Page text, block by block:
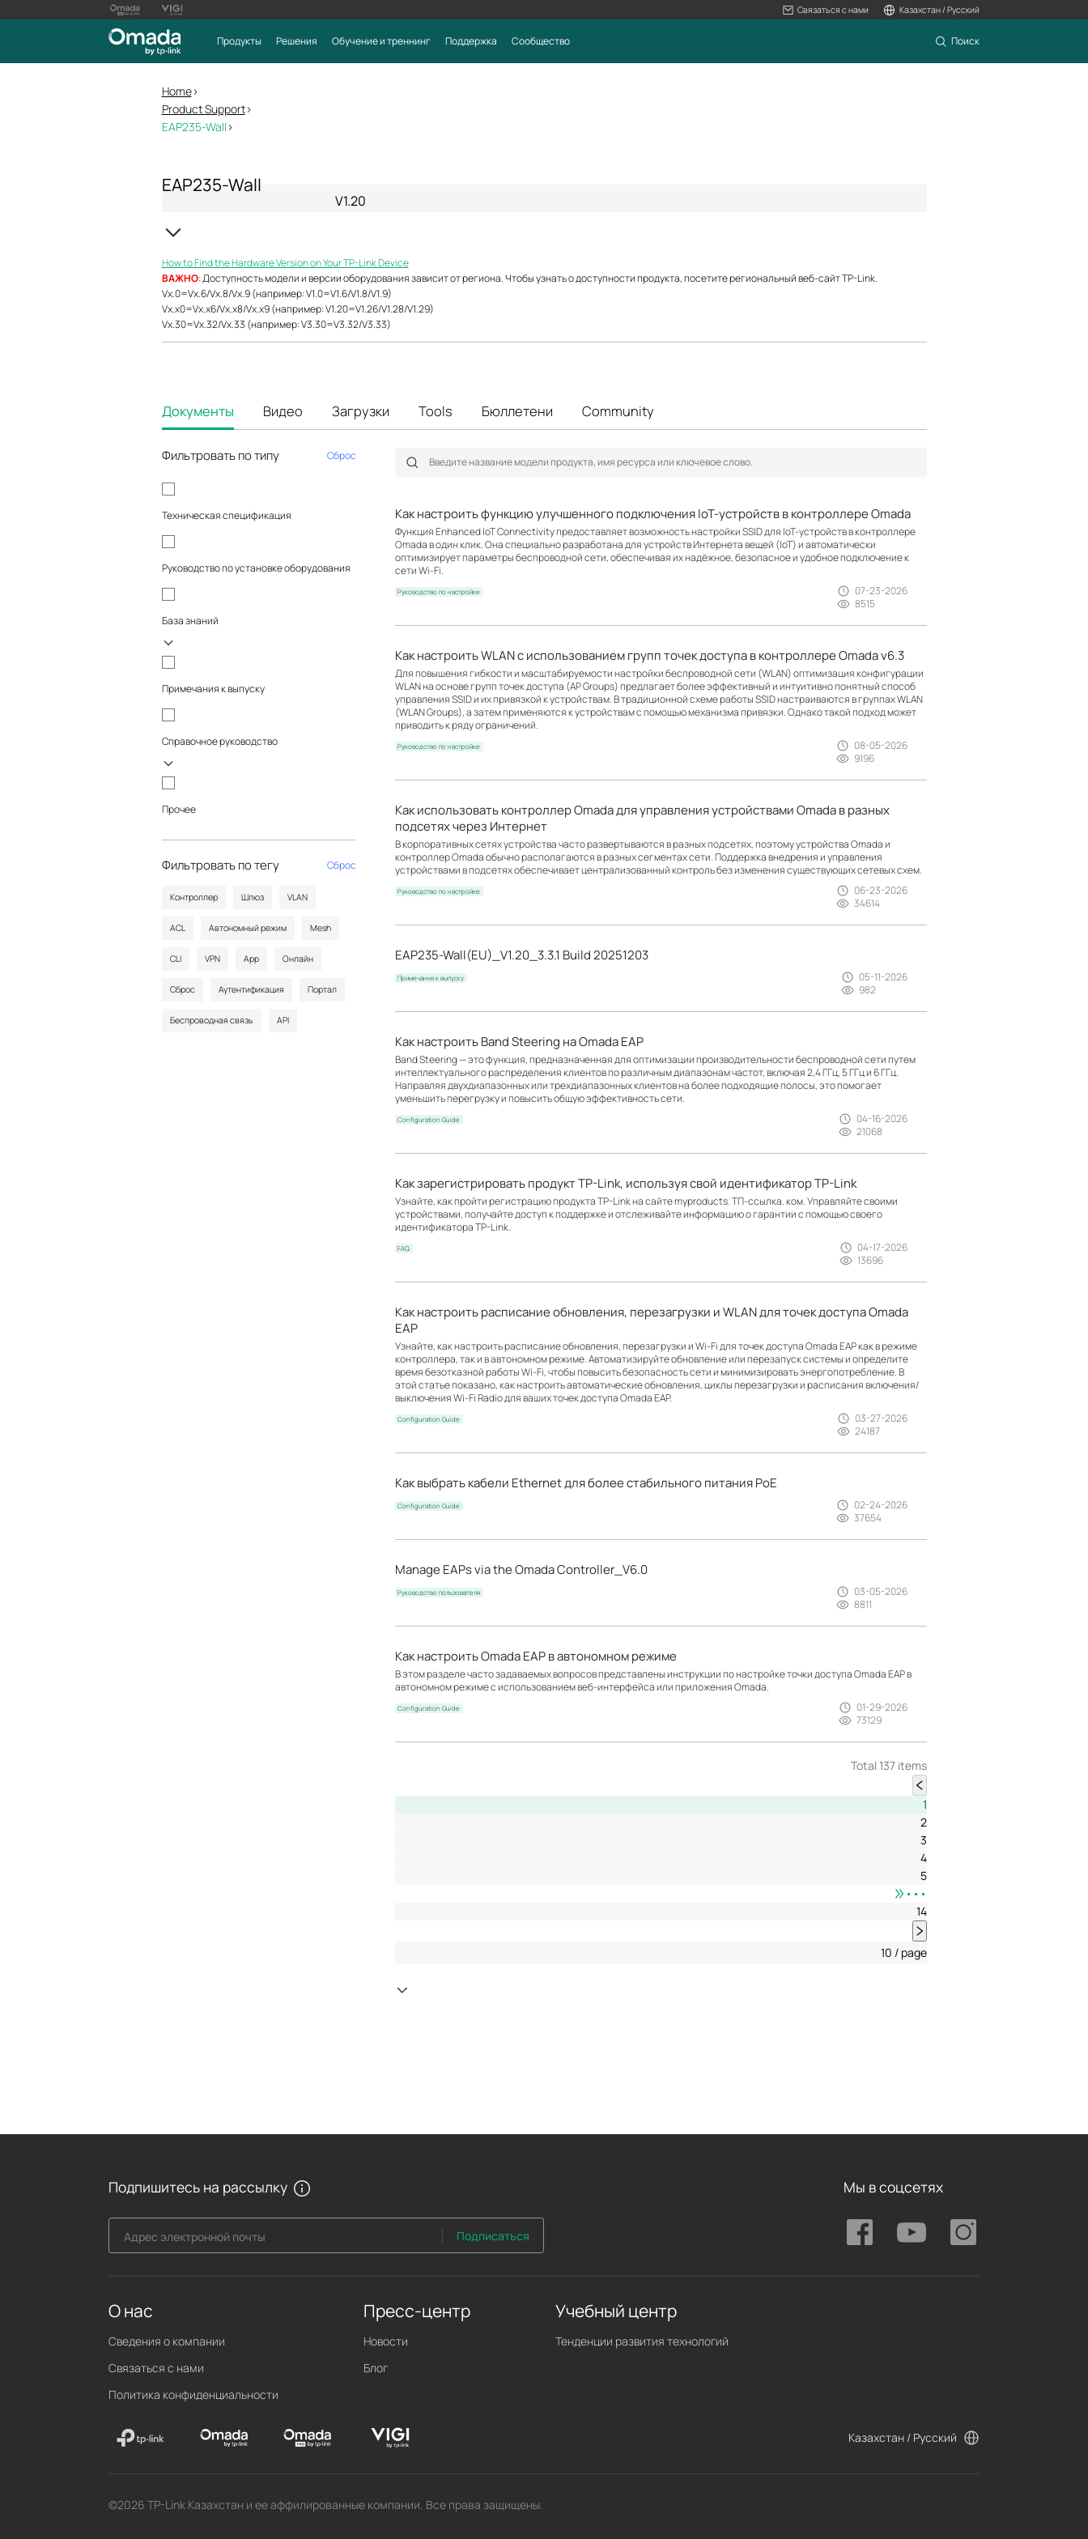
Связаться с нами Казахстан / Русский
Продукты Решения Обучение и треннинг Поддержка Сообщество Поиск
Home>
Product Support>
EAP235-Wall >
EAP235-Wall
V1.20
How to Find the Hardware Version on Your TP-Link Device
ВАЖНО: Доступность модели и версии оборудования зависит от региона. Чтобы узнать о доступности продукта, посетите региональный веб-сайт TP-Link.
Vx.0=Vx.6/Vx.8/Vx.9 (например: V1.0=V1.6/V1.8/V1.9)
Vx.x0=Vx.x6/Vx.x8/Vx.x9 (например: V1.20=V1.26/V1.28/V1.29)
Vx.30=Vx.32/Vx.33 (например: V3.30=V3.32/V3.33)
Документы Видео Загрузки Tools Бюллетени Community
Фильтровать по типу Сброс
Техническая спецификация
Руководство по установке оборудования
База знаний
Примечания к выпуску
Справочное руководство
Прочее
Фильтровать по тегу Сброс
Контроллер Шлюз VLAN
ACL Автономный режим Mesh
CLI VPN App Онлайн
Сброс Аутентификация Портал
Беспроводная связь API
Как настроить функцию улучшенного подключения IoT-устройств в контроллере Omada
Функция Enhanced IoT Connectivity предоставляет возможность настройки SSID для IoT-устройств в контроллере
Omada в один клик. Она специально разработана для устройств Интернета вещей (IoT) и автоматически
оптимизирует параметры беспроводной сети, обеспечивая их надёжное, безопасное и удобное подключение к
сети Wi-Fi.
Руководство по настройке
07-23-2026
8515
Как настроить WLAN с использованием групп точек доступа в контроллере Omada v6.3
Для повышения гибкости и масштабируемости настройки беспроводной сети (WLAN) оптимизация конфигурации
WLAN на основе групп точек доступа (AP Groups) предлагает более эффективный и интуитивно понятный способ
управления SSID и их привязкой к устройствам. В традиционной схеме работы SSID настраиваются в группах WLAN
(WLAN Groups), а затем применяются к устройствам с помощью механизма привязки. Однако такой подход может
приводить к ряду ограничений.
Руководство по настройке
08-05-2026
9196
Как использовать контроллер Omada для управления устройствами Omada в разных
подсетях через Интернет
В корпоративных сетях устройства часто развертываются в разных подсетях, поэтому устройства Omada и
контроллер Omada обычно располагаются в разных сегментах сети. Поддержка внедрения и управления
устройствами в подсетях обеспечивает централизованный контроль без изменения существующих сетевых схем.
Руководство по настройке
06-23-2026
34614
EAP235-Wall(EU)_V1.20_3.3.1 Build 20251203
Примечания к выпуску
05-11-2026
982
Как настроить Band Steering на Omada EAP
Band Steering — это функция, предназначенная для оптимизации производительности беспроводной сети путем
интеллектуального распределения клиентов по различным диапазонам частот, включая 2,4 ГГц, 5 ГГц и 6 ГГц.
Направляя двухдиапазонных или трехдиапазонных клиентов на более подходящие полосы, это помогает
уменьшить перегрузку и повысить общую эффективность сети.
Configuration Guide
04-16-2026
21068
Как зарегистрировать продукт TP-Link, используя свой идентификатор TP-Link
Узнайте, как пройти регистрацию продукта TP-Link на сайте myproducts. ТП-ссылка. ком. Управляйте своими
устройствами, получайте доступ к поддержке и отслеживайте информацию о гарантии с помощью своего
идентификатора TP-Link.
FAQ
04-17-2026
13696
Как настроить расписание обновления, перезагрузки и WLAN для точек доступа Omada
EAP
Узнайте, как настроить расписание обновления, перезагрузки и Wi-Fi для точек доступа Omada EAP как в режиме
контроллера, так и в автономном режиме. Автоматизируйте обновление или перезапуск системы и определите
время безотказной работы Wi-Fi, чтобы повысить безопасность сети и минимизировать энергопотребление. В
этой статье показано, как настроить автоматические обновления, циклы перезагрузки и расписания включения/
выключения Wi-Fi Radio для ваших точек доступа Omada EAP.
Configuration Guide
03-27-2026
24187
Как выбрать кабели Ethernet для более стабильного питания PoE
Configuration Guide
02-24-2026
37654
Manage EAPs via the Omada Controller_V6.0
Руководство пользователя
03-05-2026
8811
Как настроить Omada EAP в автономном режиме
В этом разделе часто задаваемых вопросов представлены инструкции по настройке точки доступа Omada EAP в
автономном режиме с использованием веб-интерфейса или приложения Omada.
Configuration Guide
01-29-2026
73129
Total 137 items
1
2
3
4
5
•••
14
10 / page
Подпишитесь на рассылку
Адрес электронной почты Подписаться
Мы в соцсетях
О нас
Сведения о компании
Связаться с нами
Политика конфиденциальности
Пресс-центр
Новости
Блог
Учебный центр
Тенденции развития технологий
Казахстан / Русский
©2026 TP-Link Казахстан и ее аффилированные компании. Все права защищены.